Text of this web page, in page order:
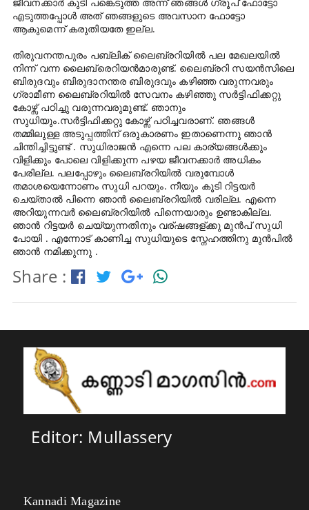
എടുത്തപ്പോൾ അത് ഞങ്ങളുടെ അവസാന ഫോട്ടോ
ആകുമെന്ന് കരുതിയതേ ഇല്ല.
തിരുവനന്തപുരം പബ്ലിക് ലൈബ്രറിയിൽ പല മേഖലയിൽ
നിന്ന് വന്ന ലൈബ്രെറിയൻമാരുണ്ട്. ലൈബ്രറി സയൻസിലെ
ബിരുദവും ബിരുദാനന്തര ബിരുദവും കഴിഞ്ഞ വരുന്നവരും
ഗ്രാമീണ ലൈബ്രറിയിൽ സേവനം കഴിഞ്ഞു സർട്ടിഫിക്കറ്റു
കോഴ്സ് പഠിച്ചു വരുന്നവരുമുണ്ട്. ഞാനും
സുധിയും.സർട്ടിഫിക്കറ്റു കോഴ്സ് പഠിച്ചവരാണ്. ഞങ്ങൾ
തമ്മിലുള്ള അടുപ്പത്തിന് ഒരുകാരണം ഇതാണെന്നു ഞാൻ
ചിന്തിച്ചിട്ടുണ്ട് . സുധിരാജൻ എന്നെ പല കാര്യങ്ങൾക്കും
വിളിക്കും പോലെ വിളിക്കുന്ന പഴയ ജീവനക്കാർ അധികം
പേരില്ല. പലപ്പോഴും ലൈബ്രറിയിൽ വരുമ്പോൾ
തമാശയെന്നോണം സുധി പറയും. നീയും കൂടി റിട്ടയർ
ചെയ്താൽ പിന്നെ ഞാൻ ലൈബ്രറിയിൽ വരില്ല. എന്നെ
അറിയുന്നവർ ലൈബ്രറിയിൽ പിന്നെയാരും ഉണ്ടാകില്ല.
ഞാൻ റിട്ടയർ ചെയ്യുന്നതിനും വര്ഷങ്ങള്ക്കു മുൻപ് സുധി
പോയി . എന്നോട് കാണിച്ച സുധിയുടെ സ്നേഹത്തിനു മുൻപിൽ
ഞാൻ നമിക്കുന്നു .
Share :
Editor: Mullassery
Kannadi Magazine